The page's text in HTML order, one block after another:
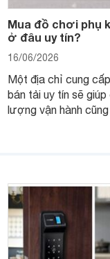
Mua đồ chơi phụ
ở đâu uy tín?
16/06/2026
Một địa chỉ cung
bán tải uy tín sẽ
lượng vận hành